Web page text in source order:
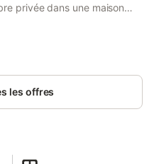
privée dans une maison
a garden as well as free
les offres